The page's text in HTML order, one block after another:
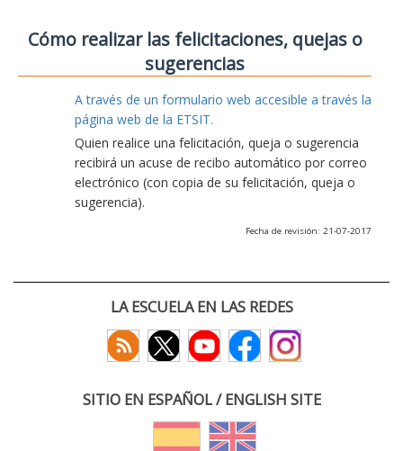
Cómo realizar las felicitaciones, quejas o
sugerencias
A través de un formulario web accesible a través la
página web de la ETSIT.
Quien realice una felicitación, queja o sugerencia
recibirá un acuse de recibo automático por correo
electrónico (con copia de su felicitación, queja o
sugerencia).
Fecha de revisión: 21-07-2017
LA ESCUELA EN LAS REDES
SITIO EN ESPAÑOL / ENGLISH SITE